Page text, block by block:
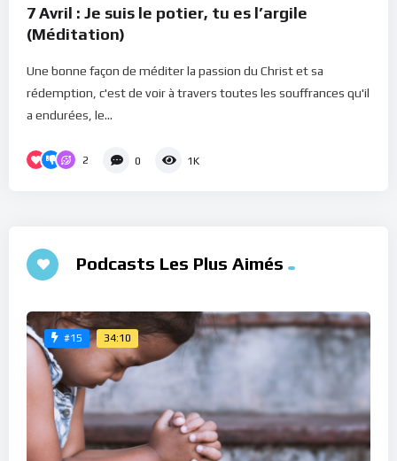
7 Avril : Je suis le potier, tu es l’argile
(Méditation)
Une bonne façon de méditer la passion du Christ et sa
rédemption, c'est de voir à travers toutes les souffrances qu'il
a endurées, le...
2 0 1K
Podcasts Les Plus Aimés
#15 34:10